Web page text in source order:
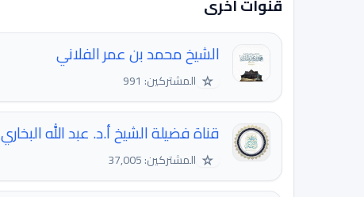
قنوات اخرى
الشيخ محمد بن عمر الفلاني
☆ المشتركين: 991
قناة فضيلة الشيخ أ.د. عبد الله البخاري
☆ المشتركين: 37,005